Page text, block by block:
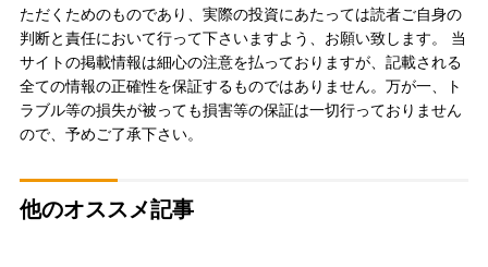
ただくためのものであり、実際の投資にあたっては読者ご自身の
判断と責任において行って下さいますよう、お願い致します。 当
サイトの掲載情報は細心の注意を払っておりますが、記載される
全ての情報の正確性を保証するものではありません。万が一、ト
ラブル等の損失が被っても損害等の保証は一切行っておりません
ので、予めご了承下さい。
他のオススメ記事